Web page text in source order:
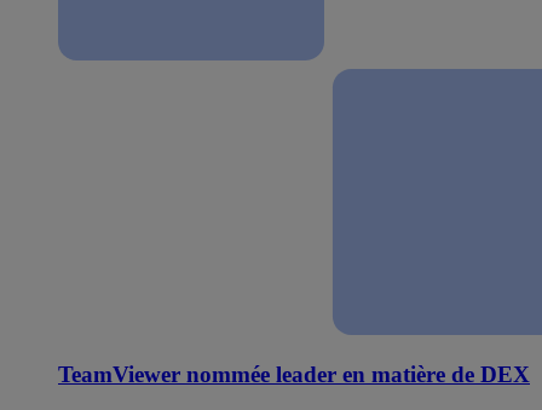
TeamViewer nommée leader en matière de DEX